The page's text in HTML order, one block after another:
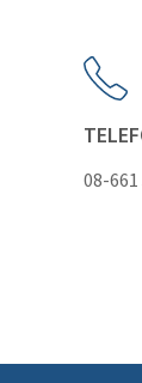
08-661